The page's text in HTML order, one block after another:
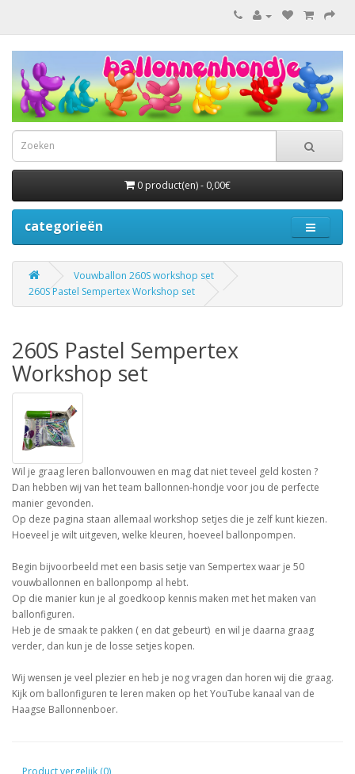
0 product(en) - 0,00€
categorieën
Vouwballon 260S workshop set
260S Pastel Sempertex Workshop set
260S Pastel Sempertex
Workshop set
Wil je graag leren ballonvouwen en mag dat niet teveel geld kosten ?
Dan hebben wij van het team ballonnen-hondje voor jou de perfecte
manier gevonden.
Op deze pagina staan allemaal workshop setjes die je zelf kunt kiezen.
Hoeveel je wilt uitgeven, welke kleuren, hoeveel ballonpompen.
Begin bijvoorbeeld met een basis setje van Sempertex waar je 50
vouwballonnen en ballonpomp al hebt.
Op die manier kun je al goedkoop kennis maken met het maken van
ballonfiguren.
Heb je de smaak te pakken ( en dat gebeurt) en wil je daarna graag
verder, dan kun je de losse setjes kopen.
Wij wensen je veel plezier en heb je nog vragen dan horen wij die graag.
Kijk om ballonfiguren te leren maken op het YouTube kanaal van de
Haagse Ballonnenboer.